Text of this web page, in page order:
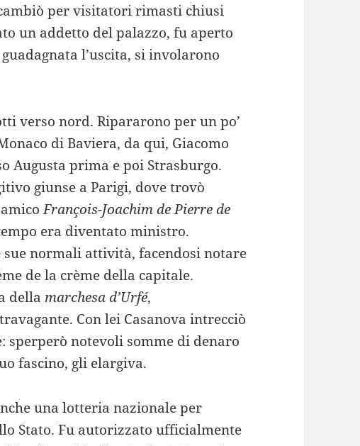
per visitatori rimasti chiusi
un addetto del palazzo, fu aperto
l’uscita, si involarono
verso nord. Ripararono per un po’
di Baviera, da qui, Giacomo
Augusta prima e poi Strasburgo.
giunse a Parigi, dove trovò
amicoFrançois-Joachim de Pierre de
era diventato ministro.
sue normali attività, facendosi notare
de la crème della capitale.
della marchesa d’Urfé,
Con lei Casanova intrecciò
sperperò notevoli somme di denaro
fascino, gli elargiva.
una lotteria nazionale per
Stato. Fu autorizzato ufficialmente